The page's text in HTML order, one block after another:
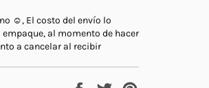
☺️, El costo del envío lo
al momento de hacer
a cancelar al recibir